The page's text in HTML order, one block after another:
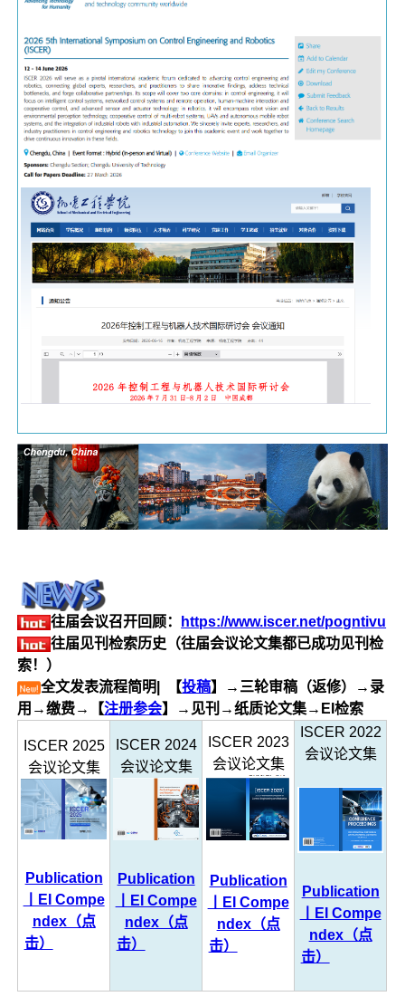
往届会议召开回顾：
https://www.iscer.net/pogntivu
往届见刊检索历史（往届会议论文集都已成功见刊检
索！）
全文发表流程简明| 【投稿】→三轮审稿（返修）→录
用→缴费→【注册参会】→见刊→纸质论文集→EI检索
ISCER 2025
会议论文集
Publication
丨EI Compe
ndex（点
击）
ISCER 2024
会议论文集
Publication
丨EI Compe
ndex（点
击）
ISCER 2023
会议论文集
Publication
丨EI Compe
ndex（点
击）
ISCER 2022
会议论文集
Publication
丨EI Compe
ndex（点
击）